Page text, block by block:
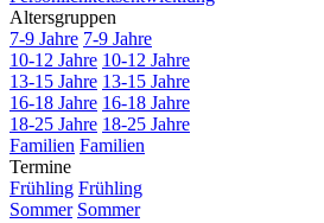
Altersgruppen
7-9 Jahre 7-9 Jahre
10-12 Jahre 10-12 Jahre
13-15 Jahre 13-15 Jahre
16-18 Jahre 16-18 Jahre
18-25 Jahre 18-25 Jahre
Familien Familien
Termine
Frühling Frühling
Sommer Sommer